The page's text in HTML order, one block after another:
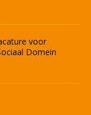
voor
Domein